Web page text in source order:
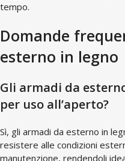
tempo.
Domande
esterno in legno
Gli armadi da
per uso all’aperto?
Sì, gli armadi da esterno in
resistere alle condizioni
manutenzione, rendendoli